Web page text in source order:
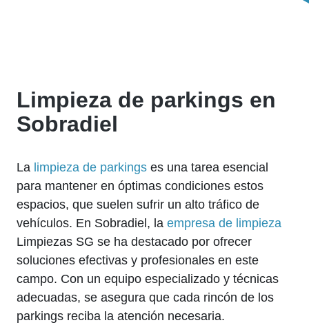
Limpieza de parkings en
Sobradiel
La limpieza de parkings es una tarea esencial
para mantener en óptimas condiciones estos
espacios, que suelen sufrir un alto tráfico de
vehículos. En Sobradiel, la empresa de limpieza
Limpiezas SG se ha destacado por ofrecer
soluciones efectivas y profesionales en este
campo. Con un equipo especializado y técnicas
adecuadas, se asegura que cada rincón de los
parkings reciba la atención necesaria.